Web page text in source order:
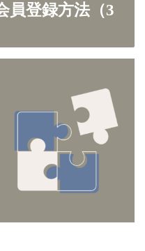
員登録方法（3